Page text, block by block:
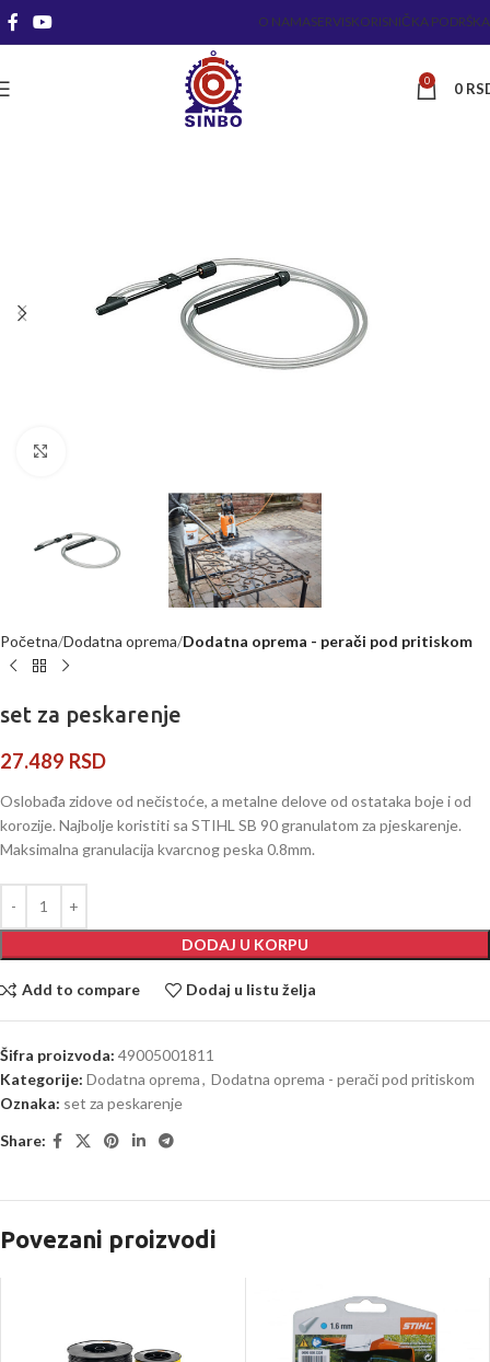
O NAMASERVISKORISNIČKA PODRŠKA
0 0
Početna Dodatna oprema Dodatna oprema - perači pod pritiskom
set za peskarenje
27.489 RSD
Oslobađa zidove od nečistoće, a metalne delove od ostataka boje i od
korozije. Najbolje koristiti sa STIHL SB 90 granulatom za pjeskarenje.
Maksimalna granulacija kvarcnog peska 0.8mm.
DODAJ U KORPU
Add to compare Dodaj u listu želja
Šifra proizvoda: 49005001811
Kategorije: Dodatna oprema, Dodatna oprema - perači pod pritiskom
Oznaka: set za peskarenje
Share:
Povezani proizvodi